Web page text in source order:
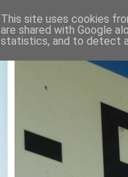
This site uses cookies
are shared with Google
statistics, and to detect